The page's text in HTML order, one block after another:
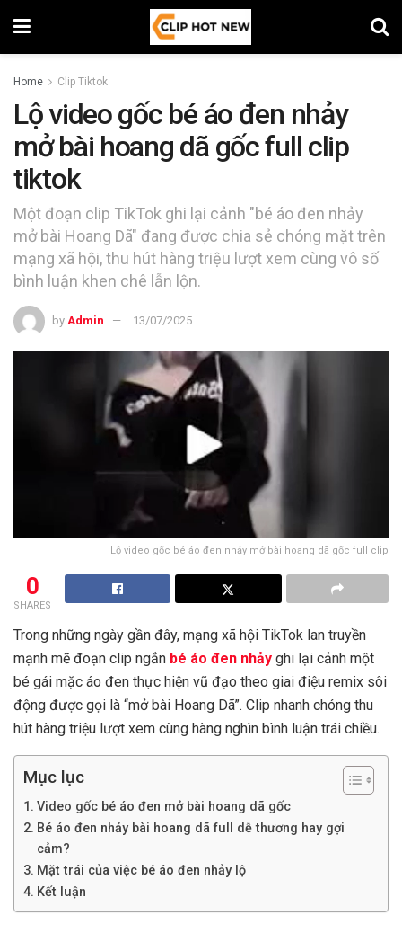
Home Clip Tiktok
Lộ video gốc bé áo đen nhảy
mở bài hoang dã gốc full clip
tiktok
Một đoạn clip TikTok ghi lại cảnh "bé áo đen nhảy
mở bài Hoang Dã" đang được chia sẻ chóng mặt trên
mạng xã hội, thu hút hàng triệu lượt xem cùng vô số
bình luận khen chê lẫn lộn.
by Admin 13/07/2025
Lộ video gốc bé áo đen nhảy mở bài hoang dã gốc full clip
0
SHARES
Trong những ngày gần đây, mạng xã hội TikTok lan truyền
mạnh mẽ đoạn clip ngắn bé áo đen nhảy ghi lại cảnh một
bé gái mặc áo đen thực hiện vũ đạo theo giai điệu remix sôi
động được gọi là “mở bài Hoang Dã”. Clip nhanh chóng thu
hút hàng triệu lượt xem cùng hàng nghìn bình luận trái chiều.
Mục lục
Video gốc bé áo đen mở bài hoang dã gốc
Bé áo đen nhảy bài hoang dã full dễ thương hay gợi
cảm?
Mặt trái của việc bé áo đen nhảy lộ
Kết luận